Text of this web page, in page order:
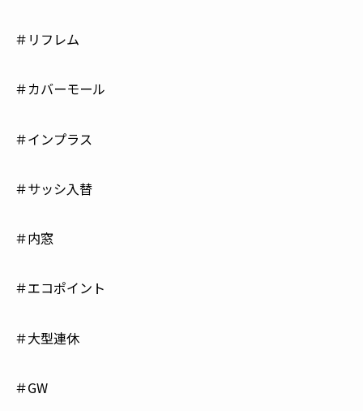
＃リフレム
＃カバーモール
＃インプラス
＃サッシ入替
＃内窓
＃エコポイント
＃大型連休
＃GW